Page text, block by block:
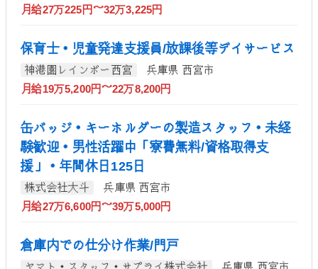
月給27万225円～32万3,225円
保育士・児童発達支援員/放課後等デイサービス
神港園レインボー西宮
兵庫県 西宮市
月給19万5,200円～22万8,200円
缶バッジ・キーホルダーの製造スタッフ・未経
験歓迎・男性活躍中「寮費無料/資格取得支
援」・年間休日125日
株式会社大斗
兵庫県 西宮市
月給27万6,600円～39万5,000円
倉庫内での仕分け作業/門戸
ヤマト・スタッフ・サプライ株式会社 兵庫県 西宮市